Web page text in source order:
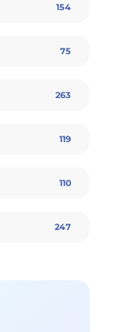
154
75
263
119
110
247